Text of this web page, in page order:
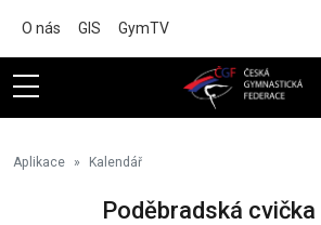
O nás GIS GymTV
Aplikace Kalendář
Poděbradská cvička